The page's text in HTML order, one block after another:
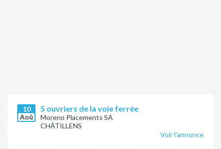
10
Aoû
5 ouvriers de la voie ferrée
Moreno Placements SA
CHÂTILLENS
Voir l'annonce